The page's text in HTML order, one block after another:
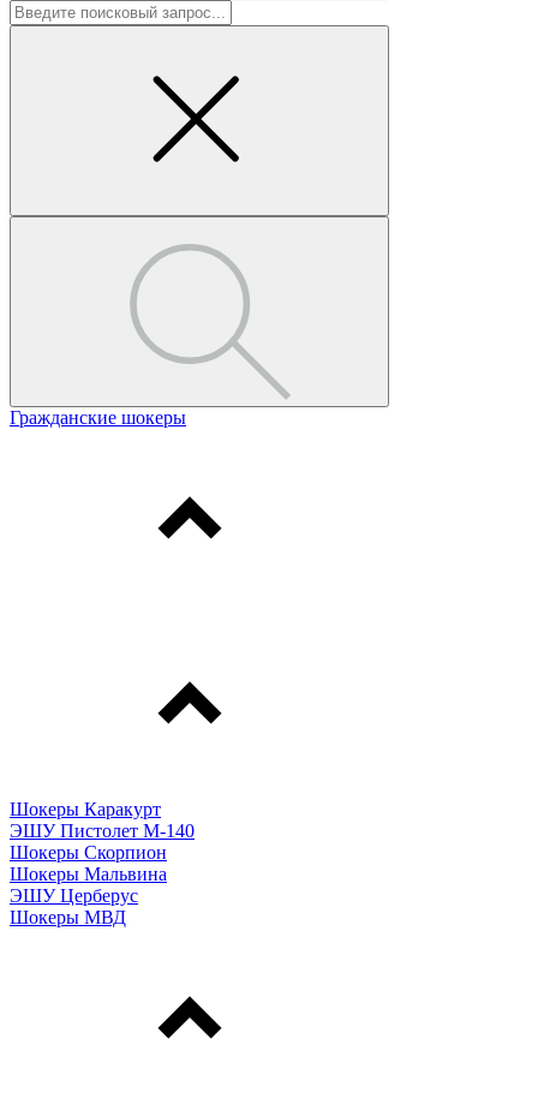
Гражданские шокеры
Шокеры Каракурт
ЭШУ Пистолет М-140
Шокеры Скорпион
Шокеры Мальвина
ЭШУ Церберус
Шокеры МВД